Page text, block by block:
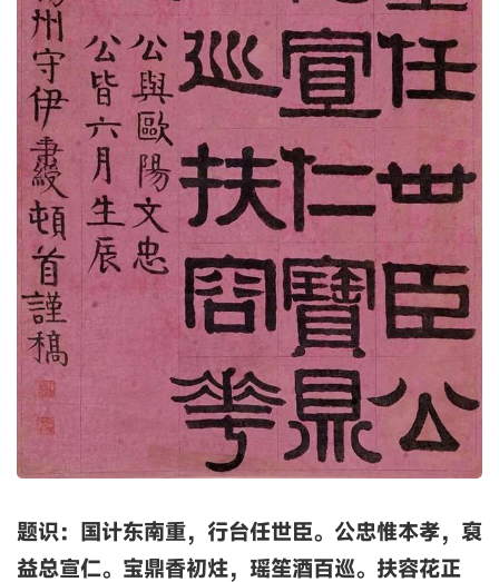
题识：国计东南重，行台任世臣。公忠惟本孝，裒
益总宣仁。宝鼎香初炷，瑶笙酒百巡。扶容花正